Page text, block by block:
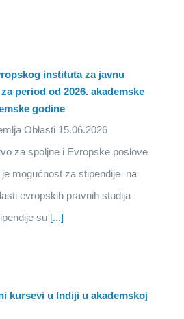
instituta za javnu
period od 2026. akademske
godine
Oblasti 15.06.2026
za spoljne i Evropske poslove
mogućnost za stipendije na
evropskih pravnih studija
su [...]
kursevi u Indiji u akademskoj